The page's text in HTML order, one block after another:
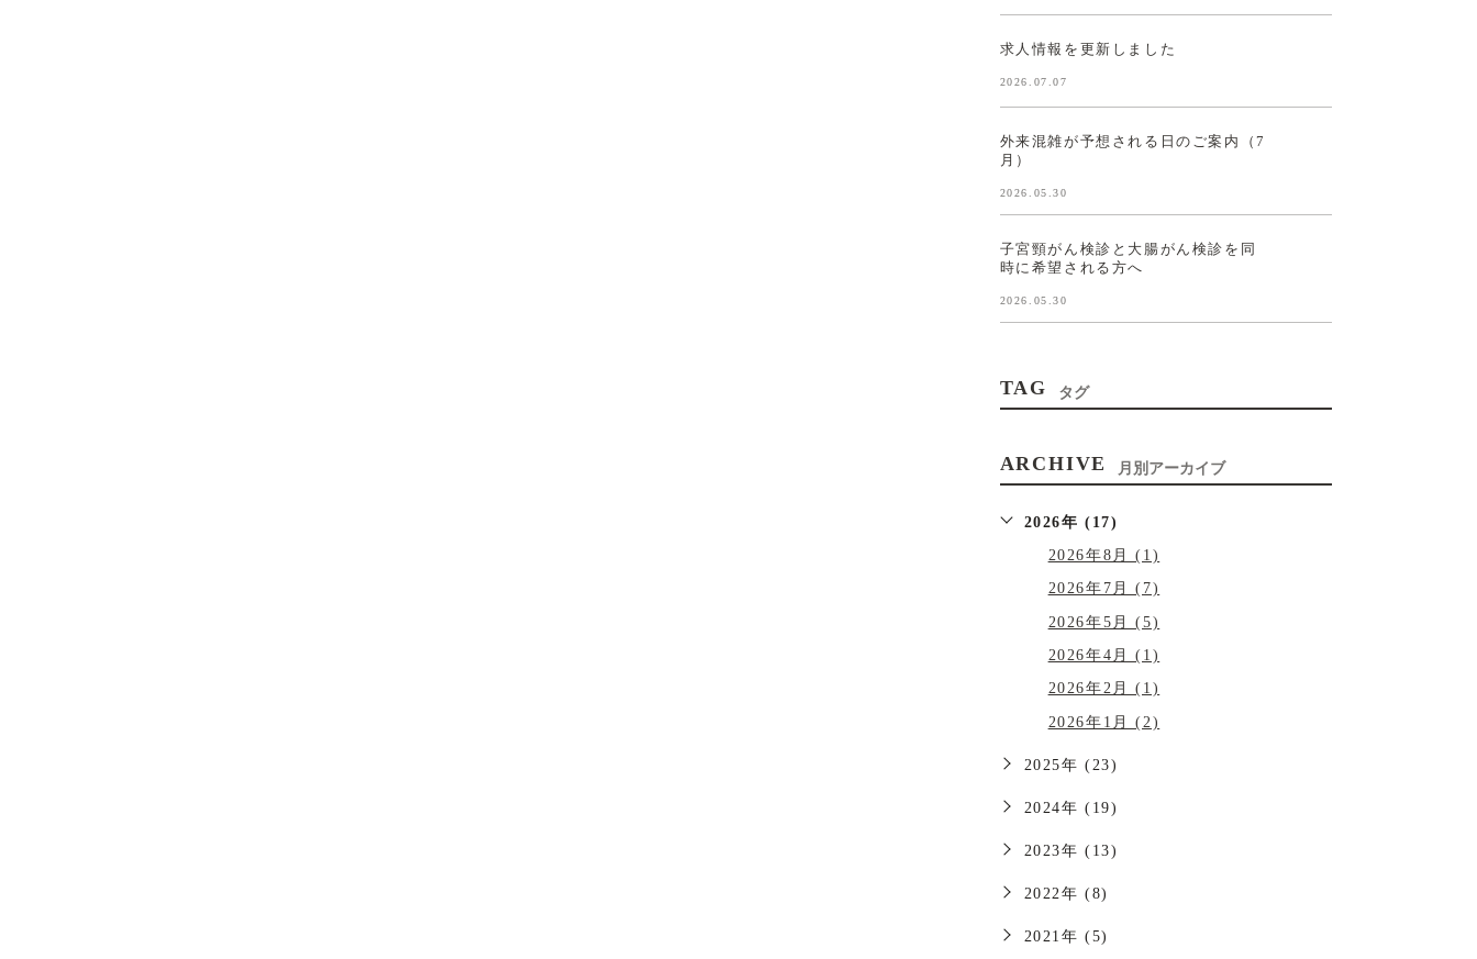
求人情報を更新しました
2026.07.07
外来混雑が予想される日のご案内（7
月）
2026.05.30
子宮頸がん検診と大腸がん検診を同
時に希望される方へ
2026.05.30
TAG タグ
ARCHIVE 月別アーカイブ
2026年 (17)
2026年8月 (1)
2026年7月 (7)
2026年5月 (5)
2026年4月 (1)
2026年2月 (1)
2026年1月 (2)
2025年 (23)
2024年 (19)
2023年 (13)
2022年 (8)
2021年 (5)